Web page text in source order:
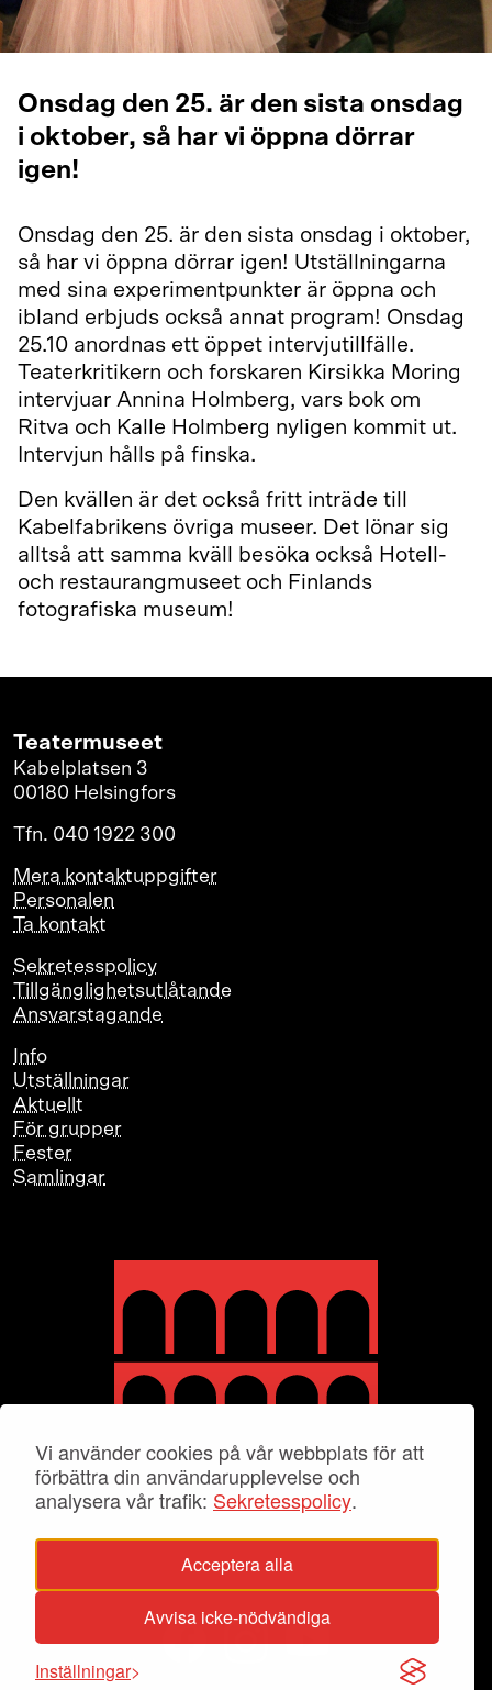
Vi använder cookies på vår webbplats för att
förbättra din användarupplevelse och
analysera vår trafik: Sekretesspolicy.
Acceptera alla
Avvisa icke-nödvändiga
Inställningar
Onsdag den 25. är den sista onsdag
i oktober, så har vi öppna dörrar
igen!
Onsdag den 25. är den sista onsdag i oktober,
så har vi öppna dörrar igen! Utställningarna
med sina experimentpunkter är öppna och
ibland erbjuds också annat program! Onsdag
25.10 anordnas ett öppet intervjutillfälle.
Teaterkritikern och forskaren Kirsikka Moring
intervjuar Annina Holmberg, vars bok om
Ritva och Kalle Holmberg nyligen kommit ut.
Intervjun hålls på finska.
Den kvällen är det också fritt inträde till
Kabelfabrikens övriga museer. Det lönar sig
alltså att samma kväll besöka också Hotell-
och restaurangmuseet och Finlands
fotografiska museum!
Teatermuseet
Kabelplatsen 3
00180 Helsingfors
Tfn. 040 1922 300
Mera kontaktuppgifter
Personalen
Ta kontakt
Sekretesspolicy
Tillgänglighetsutlåtande
Ansvarstagande
Info
Utställningar
Aktuellt
För grupper
Fester
Samlingar